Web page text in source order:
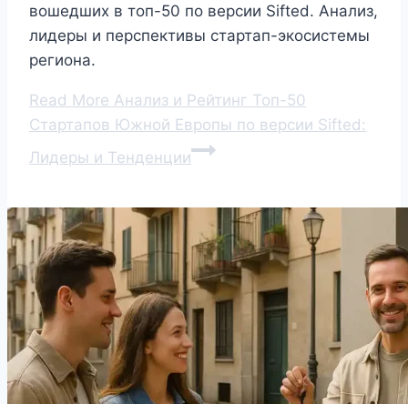
вошедших в топ-50 по версии Sifted. Анализ,
лидеры и перспективы стартап-экосистемы
региона.
Read More Анализ и Рейтинг Топ-50
Стартапов Южной Европы по версии Sifted:
Лидеры и Тенденции